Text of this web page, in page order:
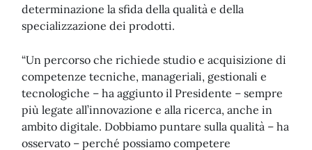
determinazione la sfida della qualità e della
specializzazione dei prodotti.
“Un percorso che richiede studio e acquisizione di
competenze tecniche, manageriali, gestionali e
tecnologiche – ha aggiunto il Presidente – sempre
più legate all’innovazione e alla ricerca, anche in
ambito digitale. Dobbiamo puntare sulla qualità – ha
osservato – perché possiamo competere